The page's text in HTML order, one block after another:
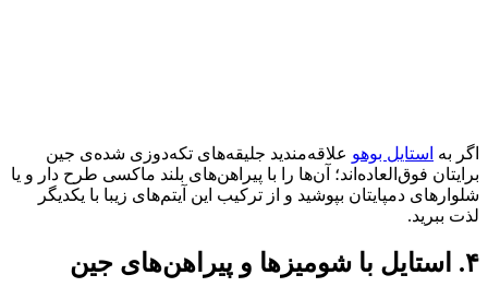
اگر به استایل بوهو علاقه‌مندید جلیقه‌های تکه‌دوزی شده‌ی جین
برایتان فوق‌العاده‌اند؛ آن‌ها را با پیراهن‌های بلند ماکسی طرح دار و یا
شلوارهای دمپایتان بپوشید و از ترکیب این آیتم‌های زیبا با یکدیگر
لذت ببرید.
۴. استایل با شومیزها و پیراهن‌های جین